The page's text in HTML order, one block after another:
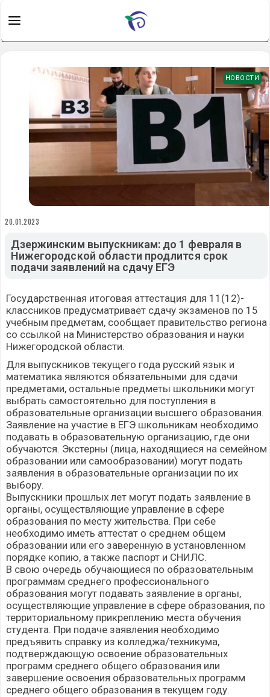
НОВОСТИ
20.01.2023
Дзержинским выпускникам: до 1 февраля в
Нижегородской области продлится срок
подачи заявлений на сдачу ЕГЭ
Государственная итоговая аттестация для 11(12)-
классников предусматривает сдачу экзаменов по 15
учебным предметам, сообщает правительство региона
со ссылкой на Министерство образования и науки
Нижегородской области.
Для выпускников текущего года русский язык и
математика являются обязательными для сдачи
предметами, остальные предметы школьники могут
выбрать самостоятельно для поступления в
образовательные организации высшего образования.
Заявление на участие в ЕГЭ школьникам необходимо
подавать в образовательную организацию, где они
обучаются. Экстерны (лица, находящиеся на семейном
образовании или самообразовании) могут подать
заявления в образовательные организации по их
выбору.
Выпускники прошлых лет могут подать заявление в
органы, осуществляющие управление в сфере
образования по месту жительства. При себе
необходимо иметь аттестат о среднем общем
образовании или его заверенную в установленном
порядке копию, а также паспорт и СНИЛС.
В свою очередь обучающиеся по образовательным
программам среднего профессионального
образования могут подавать заявление в органы,
осуществляющие управление в сфере образования, по
территориальному прикреплению места обучения
студента. При подаче заявления необходимо
предъявить справку из колледжа/техникума,
подтверждающую освоение образовательных
программ среднего общего образования или
завершение освоения образовательных программ
среднего общего образования в текущем году.